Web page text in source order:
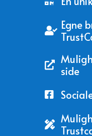
 Egne

side

